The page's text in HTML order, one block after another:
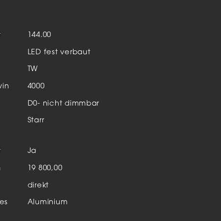
144.00
LED fest verbaut
TW
4000
D0- nicht dimmbar
Starr
Ja
19 800,00
direkt
Aluminium